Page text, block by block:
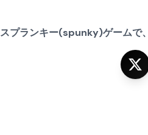
スプランキー(spunky)ゲームで